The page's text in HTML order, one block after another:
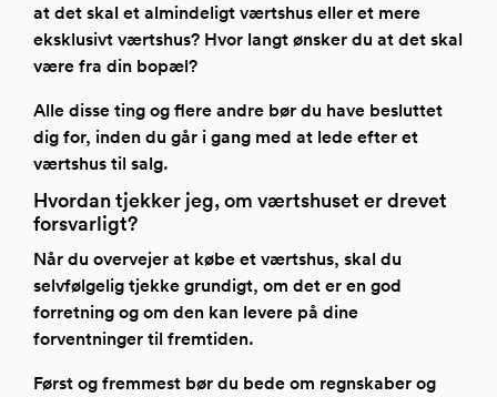
at det skal et almindeligt værtshus eller et mere
eksklusivt værtshus? Hvor langt ønsker du at det skal
være fra din bopæl?
Alle disse ting og flere andre bør du have besluttet
dig for, inden du går i gang med at lede efter et
værtshus til salg.
Hvordan tjekker jeg, om værtshuset er drevet
forsvarligt?
Når du overvejer at købe et værtshus, skal du
selvfølgelig tjekke grundigt, om det er en god
forretning og om den kan levere på dine
forventninger til fremtiden.
Først og fremmest bør du bede om regnskaber og